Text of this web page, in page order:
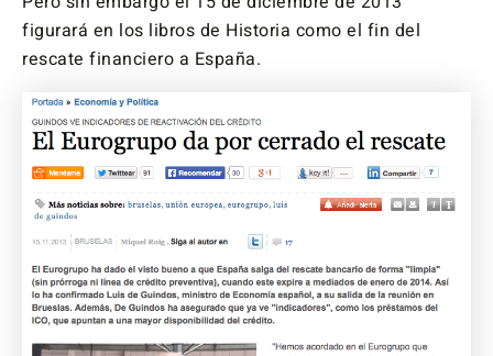
figurará en los libros de Historia como el fin del
rescate financiero a España.